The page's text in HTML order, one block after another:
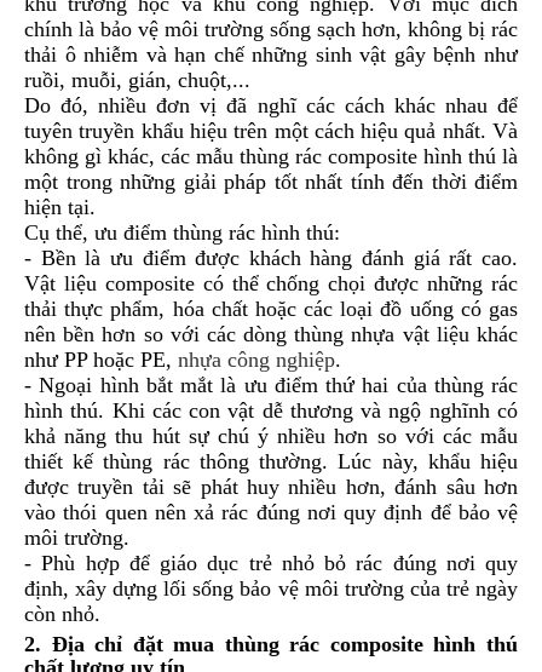
chính là bảo vệ môi trường sống sạch hơn, không bị rác
thải ô nhiễm và hạn chế những sinh vật gây bệnh như
ruồi, muỗi, gián, chuột,...
Do đó, nhiều đơn vị đã nghĩ các cách khác nhau để
tuyên truyền khẩu hiệu trên một cách hiệu quả nhất. Và
không gì khác, các mẫu thùng rác composite hình thú là
một trong những giải pháp tốt nhất tính đến thời điểm
hiện tại.
Cụ thể, ưu điểm thùng rác hình thú:
- Bền là ưu điểm được khách hàng đánh giá rất cao.
Vật liệu composite có thể chống chọi được những rác
thải thực phẩm, hóa chất hoặc các loại đồ uống có gas
nên bền hơn so với các dòng thùng nhựa vật liệu khác
như PP hoặc PE, nhựa công nghiệp.
- Ngoại hình bắt mắt là ưu điểm thứ hai của thùng rác
hình thú. Khi các con vật dễ thương và ngộ nghĩnh có
khả năng thu hút sự chú ý nhiều hơn so với các mẫu
thiết kế thùng rác thông thường. Lúc này, khẩu hiệu
được truyền tải sẽ phát huy nhiều hơn, đánh sâu hơn
vào thói quen nên xả rác đúng nơi quy định để bảo vệ
môi trường.
- Phù hợp để giáo dục trẻ nhỏ bỏ rác đúng nơi quy
định, xây dựng lối sống bảo vệ môi trường của trẻ ngày
còn nhỏ.
2. Địa chỉ đặt mua thùng rác composite hình thú